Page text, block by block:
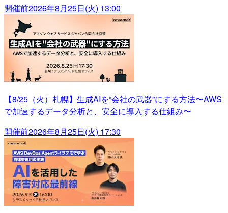
開催前2026年8月25日(火) 13:00
【8/25（火）札幌】生成AIを“会社の武器”にする方法〜AWS
で加速するデータ分析と、安全に導入する仕組み〜
開催前2026年8月25日(火) 17:30